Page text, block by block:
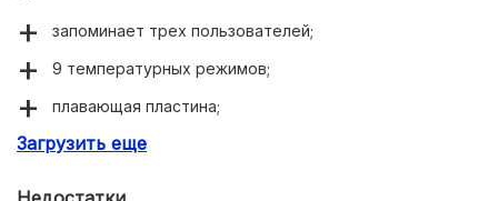
запоминает трех пользователей;
9 температурных режимов;
плавающая пластина;
корпус не греется;
Загрузить еще